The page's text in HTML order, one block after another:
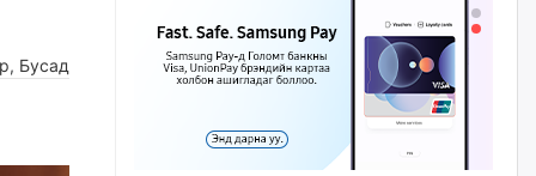
, Бусад